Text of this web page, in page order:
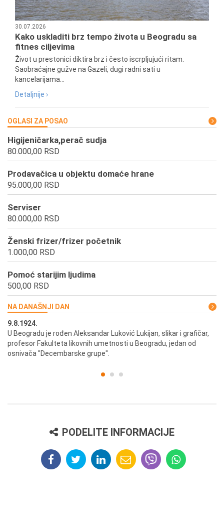
30.07.2026
Kako uskladiti brz tempo života u Beogradu sa
fitnes ciljevima
Život u prestonici diktira brz i često iscrpljujući ritam.
Saobraćajne gužve na Gazeli, dugi radni sati u
kancelarijama...
Detaljnije ›
OGLASI ZA POSAO
Higijeničarka,perač sudja
80.000,00 RSD
Prodavačica u objektu domaće hrane
95.000,00 RSD
Serviser
80.000,00 RSD
Ženski frizer/frizer početnik
1.000,00 RSD
Pomoć starijim ljudima
500,00 RSD
NA DANAŠNJI DAN
9.8.1924.
U Beogradu je rođen Aleksandar Luković Lukijan, slikar i grafičar,
profesor Fakulteta likovnih umetnosti u Beogradu, jedan od
osnivača "Decembarske grupe".
PODELITE INFORMACIJE